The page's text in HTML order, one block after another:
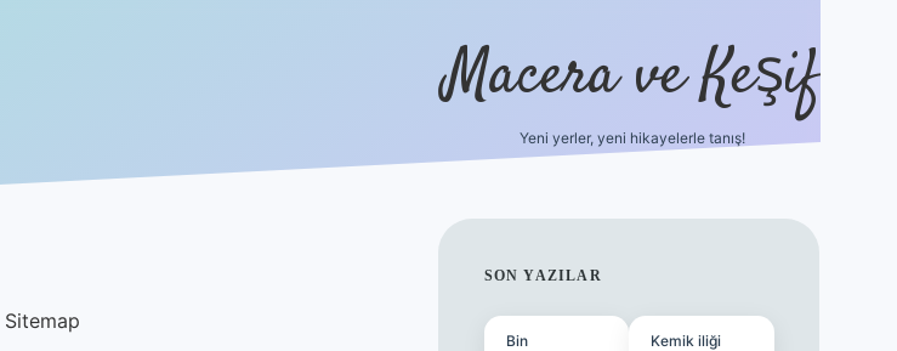
Macera ve Keşif
Yeni yerler, yeni hikayelerle tanış!
Sitemap
SIDEBAR
SON YAZILAR
Bin
Kemik iliği
hiltonbet yeni giriş